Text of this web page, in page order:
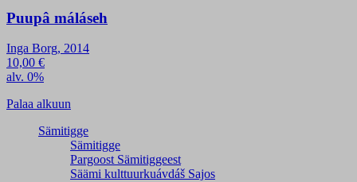
Puupâ máláseh
Inga Borg, 2014
10,00 €
alv. 0%
Palaa alkuun
Sämitigge
Sämitigge
Pargoost Sämitiggeest
Säämi kulttuurkuávdáš Sajos